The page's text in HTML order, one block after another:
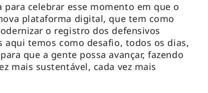
para celebrar esse momento em que o
plataforma digital, que tem como
o registro dos defensivos
aqui temos como desafio, todos os dias,
que a gente possa avançar, fazendo
mais sustentável, cada vez mais